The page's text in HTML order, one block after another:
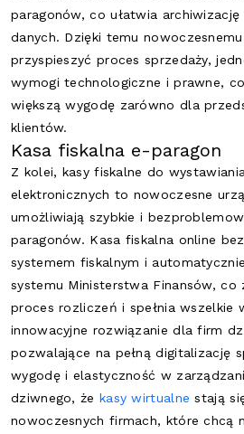
paragonów, co ułatwia
danych. Dzięki temu
przyspieszyć proces sprzedaży,
wymogi technologiczne i prawne,
większą wygodę zarówno dla
klientów.
Kasa fiskalna e-paragon
Z kolei, kasy fiskalne do
elektronicznych to nowoczesne
umożliwiają szybkie i
paragonów. Kasa fiskalna online
systemem fiskalnym i
systemu Ministerstwa Finansów, co
proces rozliczeń i spełnia wszelkie
innowacyjne rozwiązanie dla firm
pozwalające na pełną digitalizację
wygodę i elastyczność w
dziwnego, że kasy wirtualne stają
nowoczesnych firmach, które chcą